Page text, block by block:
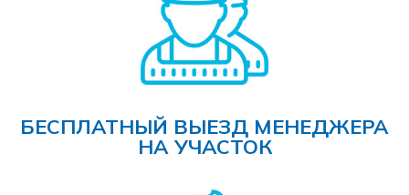
БЕСПЛАТНЫЙ ВЫЕЗД МЕНЕДЖЕРА
НА УЧАСТОК